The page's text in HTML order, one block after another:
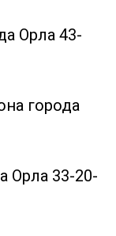
Орла 43-
города
Орла 33-20-